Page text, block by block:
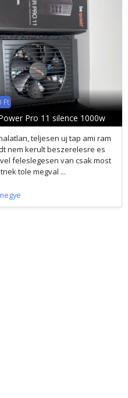
Ft
Pro 11 silence 1000w
teljesen uj tap ami ram
nem kerult beszerelesre es
feleslegesen van csak most
tole megval ...